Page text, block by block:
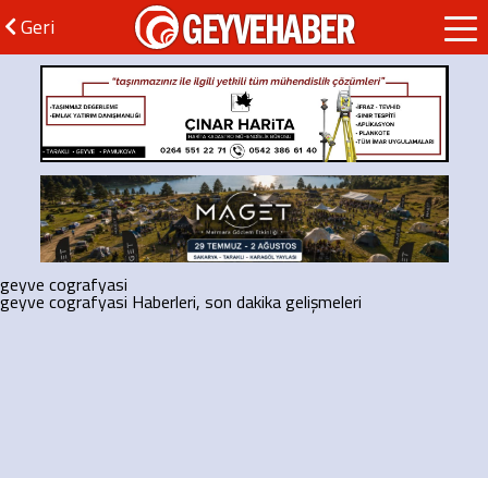
Geri GEYVEHABER
geyve cografyasi
geyve cografyasi Haberleri, son dakika gelişmeleri